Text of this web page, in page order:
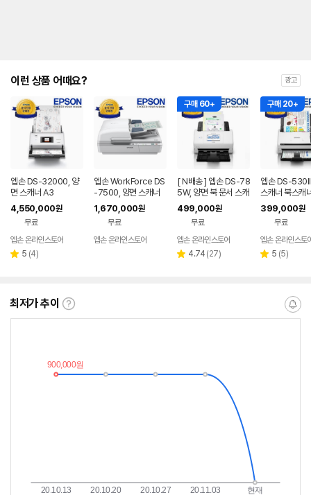
이런 상품 어때요? 광고
엡손 DS-32000, 양
면 스캐너 A3
4,550,000원
무료
엡손 온라인스토어
별 5 리
(4)
엡손 WorkForce DS
-7500, 양면 스캐너
1,670,000원
무료
엡손 온라인스토어
구매 60+
[ N배송 ] 엡손 DS-78
5W, 양면 북 문서 스캐
너 와이파이 (2026)
499,000원
무료
엡손 온라인스토어
별 4.74 리
(27)
구매 20+
엡손 DS-
스캐너 북스캐
6)
399,000원
무료
엡손 온라인스토
별 5 리
(5)
최저가 추이
최
이
란?
알